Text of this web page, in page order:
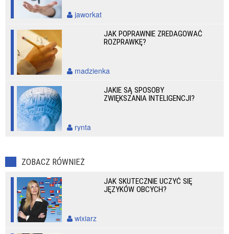
jaworkat
JAK POPRAWNIE ZREDAGOWAĆ
ROZPRAWKĘ?
madzienka
JAKIE SĄ SPOSOBY
ZWIĘKSZANIA INTELIGENCJI?
rynta
ZOBACZ RÓWNIEŻ
JAK SKUTECZNIE UCZYĆ SIĘ
JĘZYKÓW OBCYCH?
wixiarz